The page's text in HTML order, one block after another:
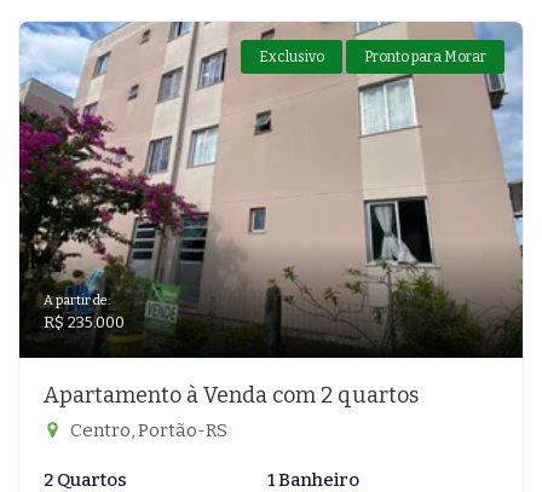
Exclusivo Pronto para Morar
A partir de:
R$ 235.000
Apartamento à Venda com 2 quartos
Centro, Portão-RS
2 Quartos 1 Banheiro